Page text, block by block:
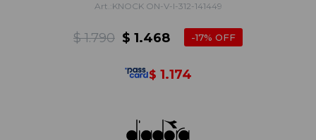
KNOCK ON-V-I-312-141449
$ 1.468
$ 1.790 17
$ 1.174